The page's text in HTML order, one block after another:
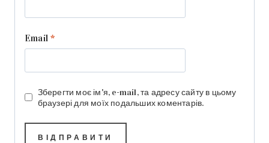
Email*
Зберегти моє ім'я, e-mail, та адресу сайту в цьому
браузері для моїх подальших коментарів.